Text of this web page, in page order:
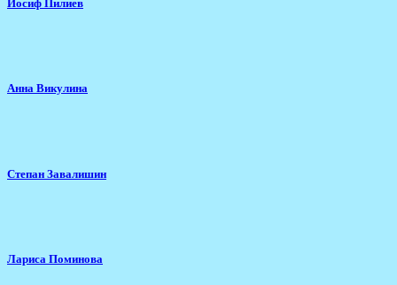
Иосиф Пилиев
Анна Викулина
Степан Завалишин
Лариса Поминова